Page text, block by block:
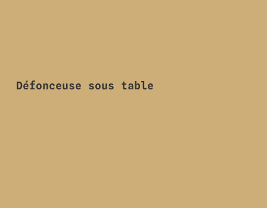
Défonceuse sous table